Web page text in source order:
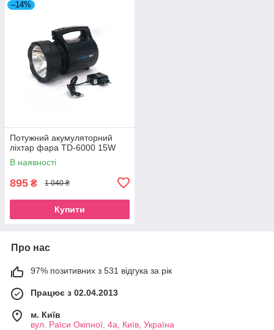
–14%
Потужний акумуляторний
ліхтар фара TD-6000 15W
В наявності
895 ₴ 1 040 ₴
Купити
Про нас
97% позитивних з 531 відгука за рік
Працює з 02.04.2013
м. Київ
вул. Раїси Окіпної, 4а, Київ, Україна